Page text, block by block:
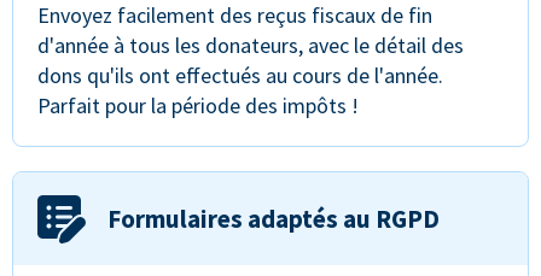
Envoyez facilement des reçus fiscaux de fin
d'année à tous les donateurs, avec le détail des
dons qu'ils ont effectués au cours de l'année.
Parfait pour la période des impôts !
Formulaires adaptés au RGPD